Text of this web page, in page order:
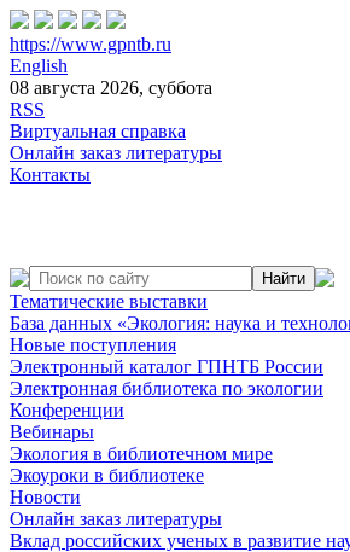
https://www.gpntb.ru
English
08 августа 2026, суббота
RSS
Виртуальная справка
Онлайн заказ литературы
Контакты
Тематические выставки
База данных «Экология: наука и
Новые поступления
Электронный каталог ГПНТБ России
Электронная библиотека по экологии
Конференции
Вебинары
Экология в библиотечном мире
Экоуроки в библиотеке
Новости
Онлайн заказ литературы
Вклад российских ученых в развитие